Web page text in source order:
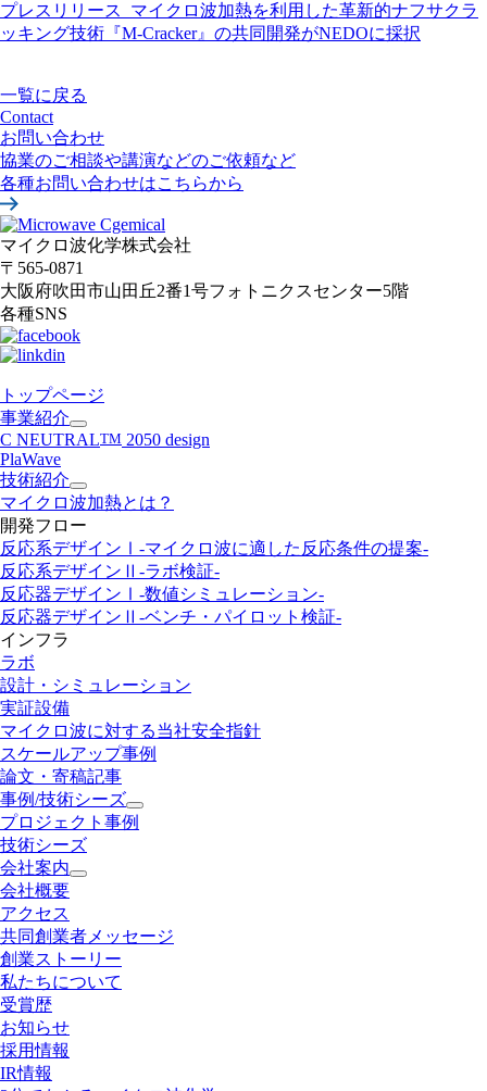
プレスリリース_マイクロ波加熱を利用した革新的ナフサクラ
ッキング技術『M-Cracker』の共同開発がNEDOに採択
一覧に戻る
Contact
お問い合わせ
協業のご相談や講演などのご依頼など
各種お問い合わせはこちらから
マイクロ波化学株式会社
〒565-0871
大阪府吹田市山田丘2番1号フォトニクスセンター5階
各種SNS
トップページ
事業紹介
C NEUTRALTM 2050 design
PlaWave
技術紹介
マイクロ波加熱とは？
開発フロー
反応系デザインⅠ -マイクロ波に適した反応条件の提案-
反応系デザインⅡ -ラボ検証-
反応器デザインⅠ -数値シミュレーション-
反応器デザインⅡ -ベンチ・パイロット検証-
インフラ
ラボ
設計・シミュレーション
実証設備
マイクロ波に対する当社安全指針
スケールアップ事例
論文・寄稿記事
事例/技術シーズ
プロジェクト事例
技術シーズ
会社案内
会社概要
アクセス
共同創業者メッセージ
創業ストーリー
私たちについて
受賞歴
お知らせ
採用情報
IR情報